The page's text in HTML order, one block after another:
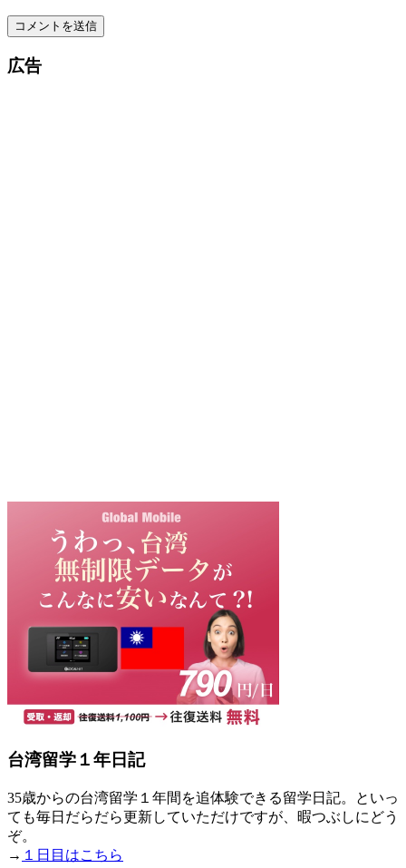
広告
台湾留学１年日記
35歳からの台湾留学１年間を追体験できる留学日記。といっ
ても毎日だらだら更新していただけですが、暇つぶしにどう
ぞ。
→ １日目はこちら